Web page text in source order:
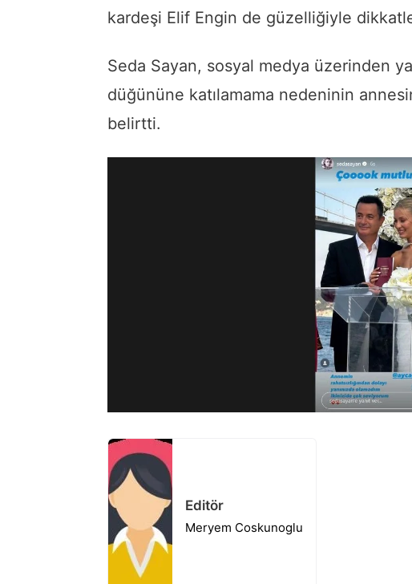
kardeşi Elif Engin de güzelliğiyle
Seda Sayan, sosyal medya üzerinden
düğününe katılamama nedeninin
belirtti.
Editör
Meryem Coskunoglu